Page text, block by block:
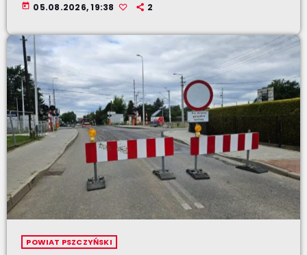
today 05.08.2026, 19:38 2
POWIAT PSZCZYŃSKI